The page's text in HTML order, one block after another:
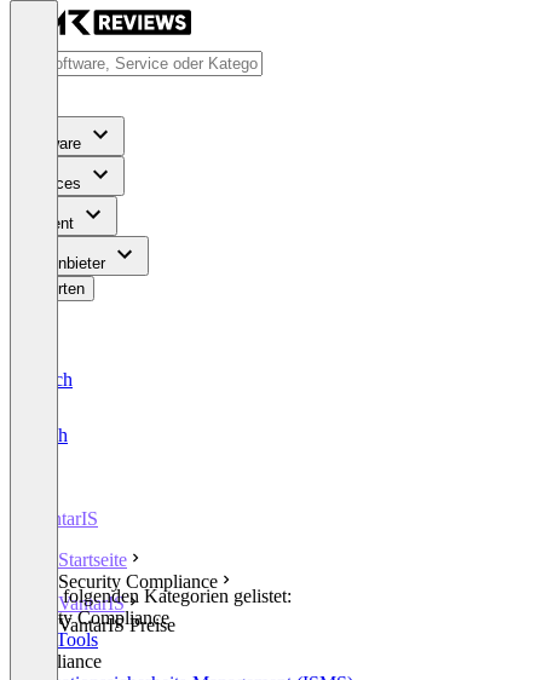
Software
Services
Content
Für Anbieter
Bewerten
Deutsch
English
VantarIS
Startseite
Security Compliance
VantarIS
VantarIS Preise
In den folgenden Kategorien gelistet:
Security Compliance
GRC Tools
Compliance